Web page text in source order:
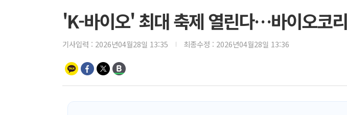
특정 정
李 "해남
트럼프,
[사진]
이란와이
남동발전
'K-바이오' 최대 축제 열린다…바이오코
기사입력 : 2026년04월28일 13:35 최종수정 : 2026년04월28일 13:36